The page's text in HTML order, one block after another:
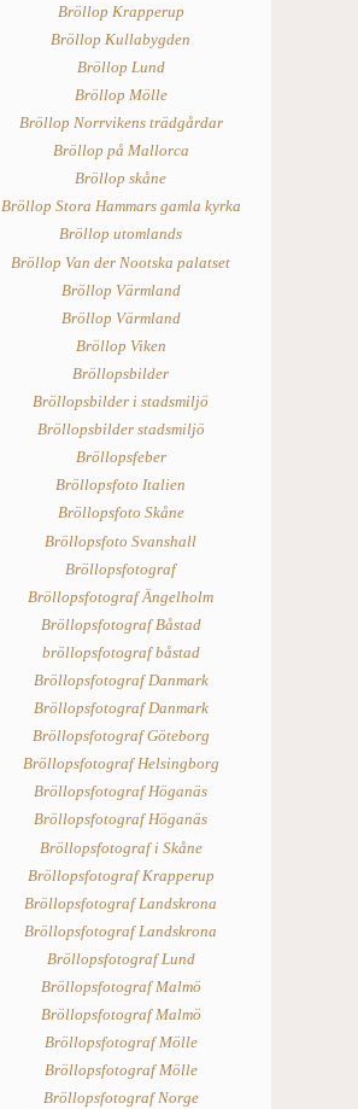
Bröllop Krapperup
Bröllop Kullabygden
Bröllop Lund
Bröllop Mölle
Bröllop Norrvikens trädgårdar
Bröllop på Mallorca
Bröllop skåne
Bröllop Stora Hammars gamla kyrka
Bröllop utomlands
Bröllop Van der Nootska palatset
Bröllop Värmland
Bröllop Värmland
Bröllop Viken
Bröllopsbilder
Bröllopsbilder i stadsmiljö
Bröllopsbilder stadsmiljö
Bröllopsfeber
Bröllopsfoto Italien
Bröllopsfoto Skåne
Bröllopsfoto Svanshall
Bröllopsfotograf
Bröllopsfotograf Ängelholm
Bröllopsfotograf Båstad
bröllopsfotograf båstad
Bröllopsfotograf Danmark
Bröllopsfotograf Danmark
Bröllopsfotograf Göteborg
Bröllopsfotograf Helsingborg
Bröllopsfotograf Höganäs
Bröllopsfotograf Höganäs
Bröllopsfotograf i Skåne
Bröllopsfotograf Krapperup
Bröllopsfotograf Landskrona
Bröllopsfotograf Landskrona
Bröllopsfotograf Lund
Bröllopsfotograf Malmö
Bröllopsfotograf Malmö
Bröllopsfotograf Mölle
Bröllopsfotograf Mölle
Bröllopsfotograf Norge